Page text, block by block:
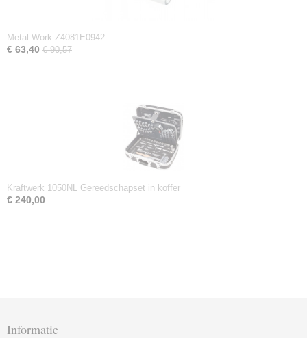
Metal Work Z4081E0942
€ 63,40 € 90,57
Kraftwerk 1050NL Gereedschapset in koffer
€ 240,00
Informatie